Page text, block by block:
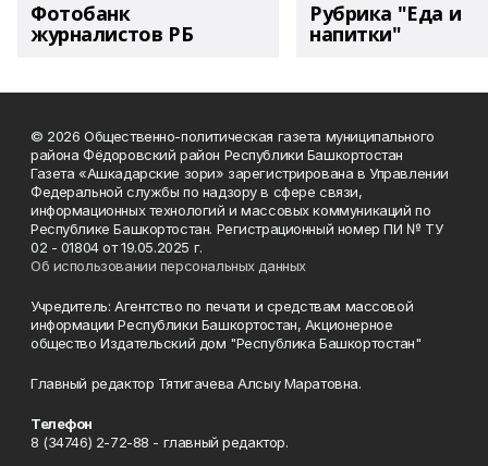
Фотобанк
журналистов РБ
Рубрика "Еда и
напитки"
© 2026 Общественно-политическая газета муниципального
района Фёдоровский район Республики Башкортостан
Газета «Ашкадарские зори» зарегистрирована в Управлении
Федеральной службы по надзору в сфере связи,
информационных технологий и массовых коммуникаций по
Республике Башкортостан. Регистрационный номер ПИ № ТУ
02 - 01804 от 19.05.2025 г.
Об использовании персональных данных
Учредитель: Агентство по печати и средствам массовой
информации Республики Башкортостан, Акционерное
общество Издательский дом "Республика Башкортостан"
Главный редактор Тятигачева Алсыу Маратовна.
Телефон
8 (34746) 2-72-88 - главный редактор.